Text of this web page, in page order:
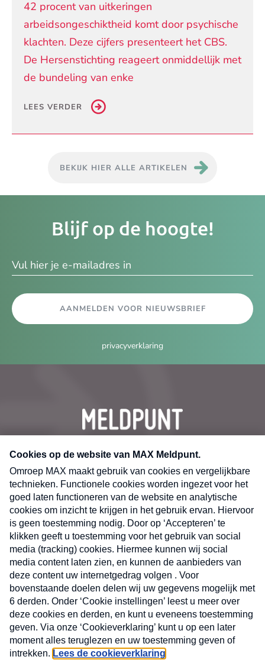
42 procent van uitkeringen
arbeidsongeschiktheid komt door psychische
klachten. Deze cijfers presenteert het CBS.
De Hersenstichting reageert onmiddellijk met
de bundeling van enke
LEES VERDER
BEKIJK HIER ALLE ARTIKELEN
Blijf op de hoogte!
AANMELDEN VOOR NIEUWSBRIEF
privacyverklaring
CONTACT
Volg ons op
X
Nieuwsbrief
Neem hier een gratis abonnement op de MAX
Consumenten nieuwsbrief. Elke maandag en
donderdag in uw mailbox.